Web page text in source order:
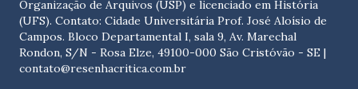
Organização de Arquivos (USP) e licenciado em História
(UFS). Contato: Cidade Universitária Prof. José Aloísio de
Campos. Bloco Departamental I, sala 9, Av. Marechal
Rondon, S/N - Rosa Elze, 49100-000 São Cristóvão - SE |
contato@resenhacritica.com.br